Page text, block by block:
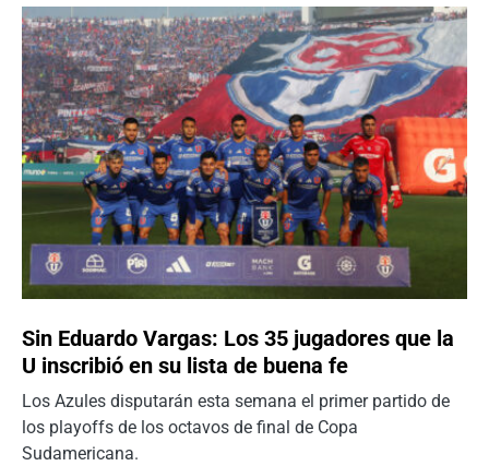
Sin Eduardo Vargas: Los 35 jugadores que la
U inscribió en su lista de buena fe
Los Azules disputarán esta semana el primer partido de
los playoffs de los octavos de final de Copa
Sudamericana.